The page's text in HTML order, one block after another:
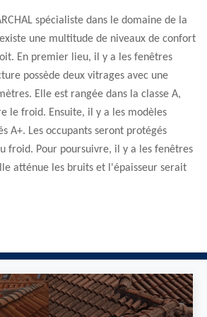
spécialiste dans le domaine de la
une multitude de niveaux de confort
En premier lieu, il y a les fenêtres
possède deux vitrages avec une
Elle est rangée dans la classe A,
le froid. Ensuite, il y a les modèles
A+. Les occupants seront protégés
froid. Pour poursuivre, il y a les fenêtres
atténue les bruits et l'épaisseur serait